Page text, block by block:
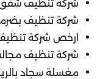
شركة تنظيف شقق
شركة تنظيف
ارخص شركة
شركة تنظيف
مغسلة سجاد